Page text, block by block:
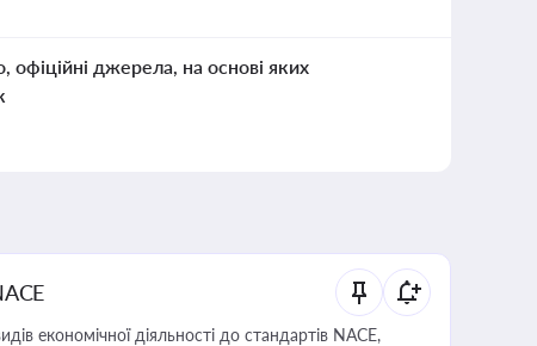
офіційні джерела, на основі яких
економічної діяльності до стандартів NACE,